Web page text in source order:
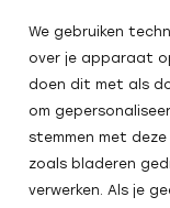
We gebruiken
over je apparaat
doen dit met als
om
stemmen met
zoals bladeren
verwerken. Als je